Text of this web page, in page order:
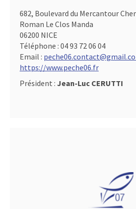
682, Boulevard du Mercantour
Roman Le Clos Manda
06200 NICE
Téléphone : 04 93 72 06 04
Email :
https://www.peche06.fr
Président : Jean-Luc CERUTTI